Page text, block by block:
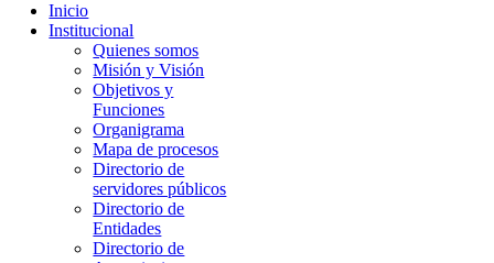
Inicio
Institucional
Quienes somos
Misión y Visión
Objetivos y
Funciones
Organigrama
Mapa de procesos
Directorio de
servidores públicos
Directorio de
Entidades
Directorio de